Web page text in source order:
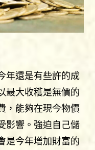
年還是有些許的成
最大收穫是無價的
，能夠在現今物價
影響。強迫自己儲
是今年增加財富的